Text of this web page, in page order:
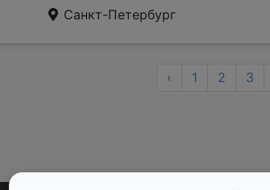
Санкт-Петербург
‹ 1 2 3